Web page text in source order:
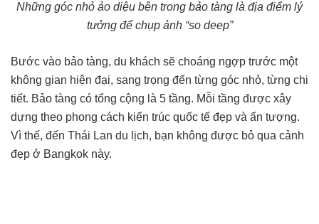
Những góc nhỏ ảo diệu bên trong bảo tàng là địa điểm lý
tưởng để chụp ảnh “so deep”
Bước vào bảo tàng, du khách sẽ choáng ngợp trước một
không gian hiện đại, sang trọng đến từng góc nhỏ, từng chi
tiết. Bảo tàng có tổng cộng là 5 tầng. Mỗi tầng được xây
dựng theo phong cách kiến trúc quốc tế đẹp và ấn tượng.
Vì thế, đến Thái Lan du lịch, bạn không được bỏ qua cảnh
đẹp ở Bangkok này.